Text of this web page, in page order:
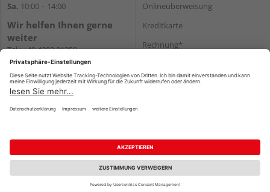
Sa. 10:00 – 14:00
Wir helfen Ihnen gerne
weiter
Tel.:+49 4203 81350
E-Mail:shop@holz-
koehrmann.de
Onlineüberweisung
Kreditkarte
Rechnung*
Versand
Impressum AGB Widerruf
Datenschutz
Reservierungsbedingungen
Vertrag widerrufen